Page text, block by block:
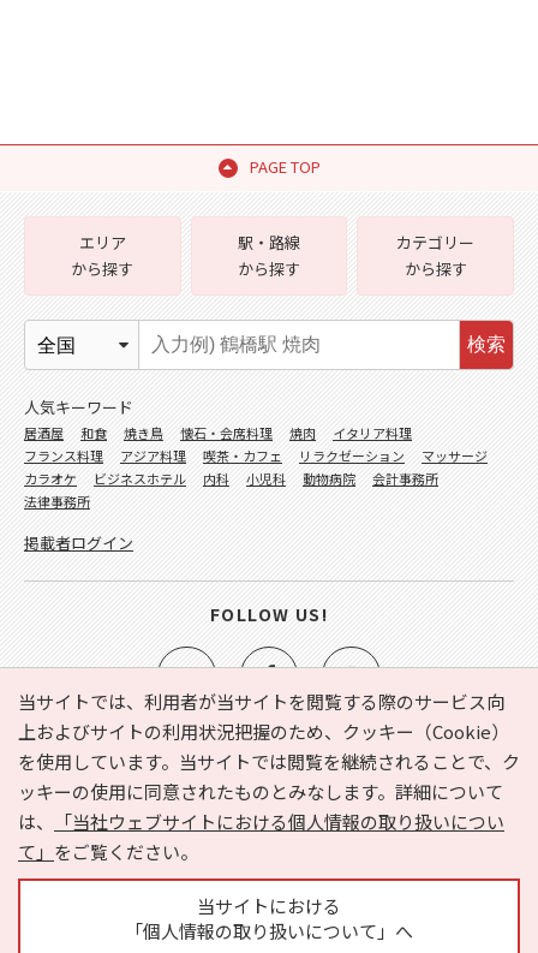
PAGE TOP
当サイトでは、利用者が当サイトを閲覧する際のサービス向
上およびサイトの利用状況把握のため、クッキー（Cookie）
を使用しています。当サイトでは閲覧を継続されることで、ク
ッキーの使用に同意されたものとみなします。詳細について
は、
「当社ウェブサイトにおける個人情報の取り扱いについ
て」 をご覧ください。
当サイトにおける
「個人情報の取り扱いについて」へ
e-NAVITA（イーナビタ）とは？ お気に入り
ヘルプ
利用規約
個人情報の取り扱いについて
運営会社
サイトマップ
広告掲載に関するお問い合わせ
エリア
から探す
駅・路線
から探す
カテゴリー
から探す
検索
人気キーワード
居酒屋 和食 焼き鳥 懐石・会席料理 焼肉
イタリア料理
フランス料理
アジア料理 喫茶・カフェ リラクゼーション
マッサージ
カラオケ
ビジネスホテル 内科 小児科 動物病院
会計事務所
法律事務所
掲載者ログイン
FOLLOW US!